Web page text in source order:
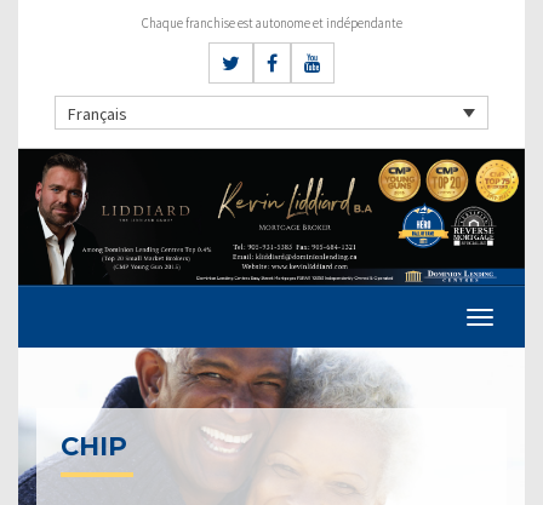
Chaque franchise est autonome et indépendante
Français
CHIP